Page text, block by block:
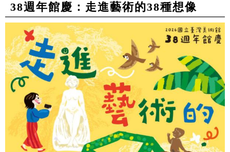
38週年館慶：走進藝術的38種想像